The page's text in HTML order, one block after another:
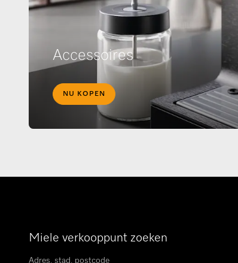
Accessoires
NU KOPEN
Miele verkooppunt zoeken